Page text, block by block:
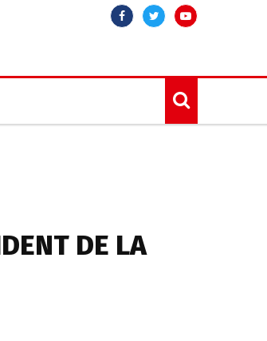
FacebookTwitterYoutube
DE LA